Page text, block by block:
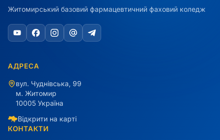
Житомирський базовий фармацевтичний фаховий коледж
АДРЕСА
вул. Чуднівська, 99
м. Житомир
10005 Україна
Відкрити на карті
КОНТАКТИ